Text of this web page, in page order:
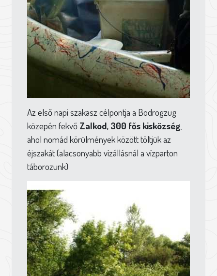
Az első napi szakasz célpontja a Bodrogzug
közepén fekvő Zalkod, 300 fős kisközség,
ahol nomád körülmények között töltjük az
éjszakát (alacsonyabb vízállásnál a vízparton
táborozunk)